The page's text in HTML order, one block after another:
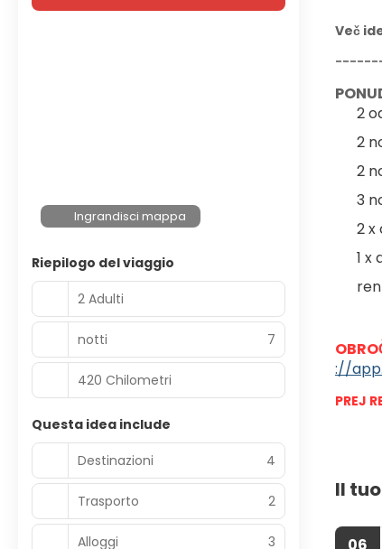
Več
2
2
2
3
2 x
1 x
://
PREJ
Il
06
Ingrandisci mappa
Riepilogo del viaggio
2 Adulti
notti 7
420 Chilometri
Questa idea include
Destinazioni
4
Trasporto 2
Alloggi 3